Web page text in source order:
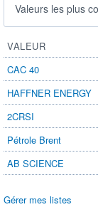
Valeurs les plus
VALEUR
CAC 40
HAFFNER ENERGY
2CRSI
Pétrole Brent
AB SCIENCE
Gérer mes listes